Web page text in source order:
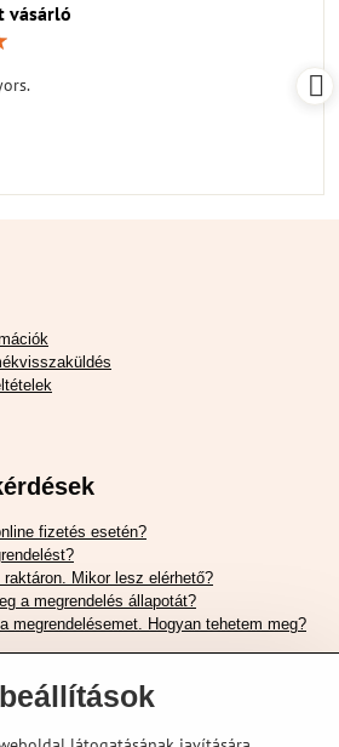
vásárló
fizetés esetén?
Mikor lesz elérhető?
a megrendelés állapotát?
megrendelésemet. Hogyan tehetem meg?